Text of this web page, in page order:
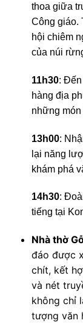
thoa giữa
Công giáo.
hội chiêm
của núi
11h30: Đến
hàng địa
những
13h00:
lại năng
khám phá
14h30:
tiếng tại
Nhà thờ
đáo được
chít, kết
và nét
không chỉ
tượng văn